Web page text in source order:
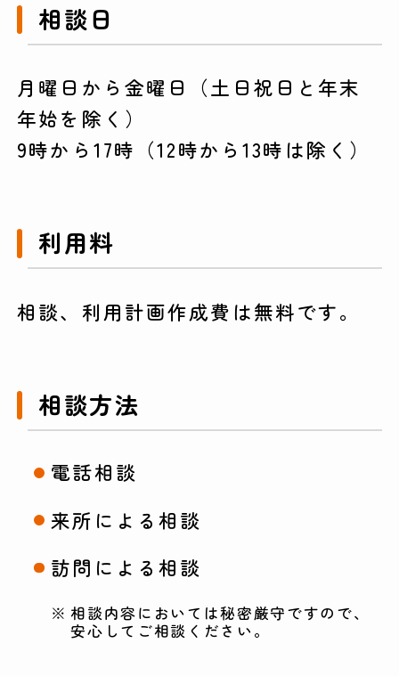
相談日
月曜日から金曜日（土日祝日と年末
年始を除く）
9時から17時（12時から13時は除く）
利用料
相談、利用計画作成費は無料です。
相談方法
電話相談
来所による相談
訪問による相談
相談内容においては秘密厳守ですので、
安心してご相談ください。